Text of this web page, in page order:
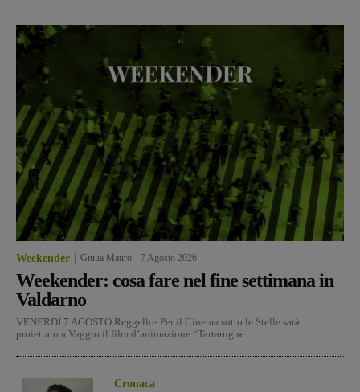
Weekender Giulia Mauro 7 Agosto 2026
Weekender: cosa fare nel fine settimana in
Valdarno
VENERDÌ 7 AGOSTO Reggello- Per il Cinema sotto le Stelle sarà
proiettato a Vaggio il film d’animazione “Tartarughe...
Cronaca